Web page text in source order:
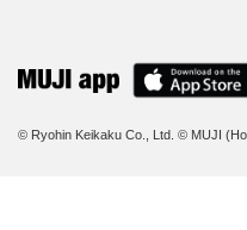
© Ryohin Keikaku Co., Ltd. © MUJI